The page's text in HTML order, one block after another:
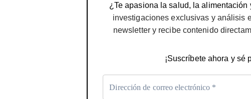
¿Te apasiona la salud, la alimentación
investigaciones exclusivas y análisis
newsletter y recibe contenido
¡Suscríbete ahora y sé